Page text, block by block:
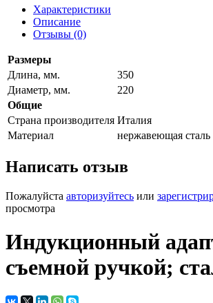
Характеристики
Описание
Отзывы (0)
Размеры
Длина, мм.
350
Диаметр, мм.
220
Общие
Страна производителя Италия
Материал
нержавеющая сталь
Написать отзыв
Пожалуйста авторизуйтесь или
просмотра
Индукционный
съемной ручкой;